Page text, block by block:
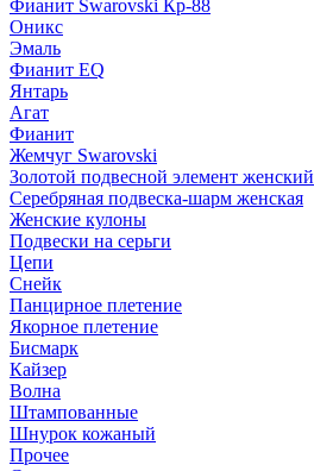
Фианит Swarovski Кр-88
Оникс
Эмаль
Фианит EQ
Янтарь
Агат
Фианит
Жемчуг Swarovski
Золотой подвесной элемент женcкий
Серебряная подвеска-шарм женская
Женские кулоны
Подвески на серьги
Цепи
Снейк
Панцирное плетение
Якорное плетение
Бисмарк
Кайзер
Волна
Штампованные
Шнурок кожаный
Прочее